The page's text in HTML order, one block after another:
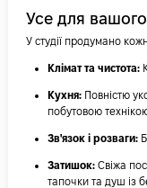
Усе для
У студії продумано
Клімат та чистота:
Кухня: Повністю
побутовою
Зв'язок і розваги:
Затишок: Свіжа
тапочки та душ із